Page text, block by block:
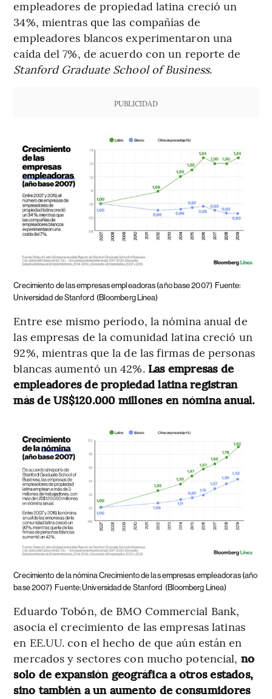
empleadores de propiedad latina creció un
34%, mientras que las compañías de
empleadores blancos experimentaron una
caída del 7%, de acuerdo con un reporte de
Stanford Graduate School of Business.
PUBLICIDAD
Crecimiento de las empresas empleadoras (año base 2007) Fuente:
Universidad de Stanford (Bloomberg Línea)
Entre ese mismo período, la nómina anual de
las empresas de la comunidad latina creció un
92%, mientras que la de las firmas de personas
blancas aumentó un 42%. Las empresas de
empleadores de propiedad latina registran
más de US$120.000 millones en nómina anual.
Crecimiento de la nómina Crecimiento de las empresas empleadoras (año
base 2007) Fuente: Universidad de Stanford (Bloomberg Línea)
Eduardo Tobón, de BMO Commercial Bank,
asocia el crecimiento de las empresas latinas
en EE.UU. con el hecho de que aún están en
mercados y sectores con mucho potencial, no
solo de expansión geográfica a otros estados,
sino también a un aumento de consumidores